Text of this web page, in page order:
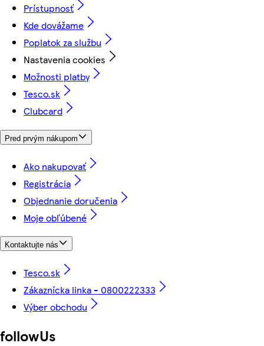
Prístupnosť
Kde dovážame
Poplatok za službu
Nastavenia cookies
Možnosti platby
Tesco.sk
Clubcard
Pred prvým nákupom
Ako nakupovať
Registrácia
Objednanie doručenia
Moje obľúbené
Kontaktujte nás
Tesco.sk
Zákaznícka linka - 0800222333
Výber obchodu
followUs